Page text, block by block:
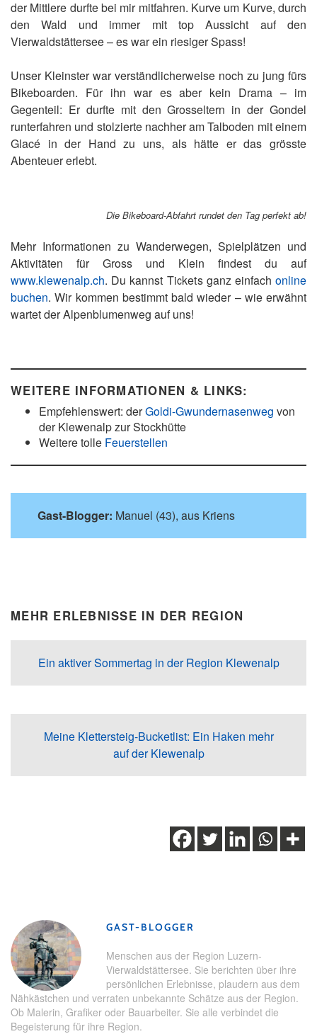
der Mittlere durfte bei mir mitfahren. Kurve um Kurve, durch
den Wald und immer mit top Aussicht auf den
Vierwaldstättersee – es war ein riesiger Spass!
Unser Kleinster war verständlicherweise noch zu jung fürs
Bikeboarden. Für ihn war es aber kein Drama – im
Gegenteil: Er durfte mit den Grosseltern in der Gondel
runterfahren und stolzierte nachher am Talboden mit einem
Glacé in der Hand zu uns, als hätte er das grösste
Abenteuer erlebt.
Die Bikeboard-Abfahrt rundet den Tag perfekt ab!
Mehr Informationen zu Wanderwegen, Spielplätzen und
Aktivitäten für Gross und Klein findest du auf
www.klewenalp.ch. Du kannst Tickets ganz einfach online
buchen. Wir kommen bestimmt bald wieder – wie erwähnt
wartet der Alpenblumenweg auf uns!
WEITERE INFORMATIONEN & LINKS:
Empfehlenswert: derGoldi-Gwundernasenweg von
der Klewenalp zur Stockhütte
Weitere tolle Feuerstellen
Gast-Blogger: Manuel (43), aus Kriens
MEHR ERLEBNISSE IN DER REGION
Ein aktiver Sommertag in der Region Klewenalp
Meine Klettersteig-Bucketlist: Ein Haken mehr
auf der Klewenalp
GAST-BLOGGER
Menschen aus der Region Luzern-
Vierwaldstättersee. Sie berichten über ihre
persönlichen Erlebnisse, plaudern aus dem
Nähkästchen und verraten unbekannte Schätze aus der Region.
Ob Malerin, Grafiker oder Bauarbeiter. Sie alle verbindet die
Begeisterung für ihre Region.